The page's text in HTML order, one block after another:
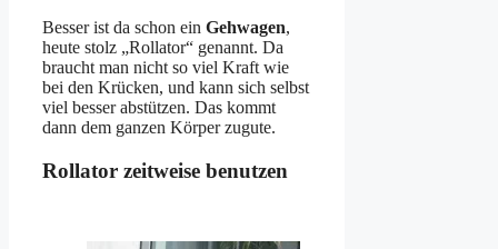
Besser ist da schon ein Gehwagen,
heute stolz „Rollator“ genannt. Da
braucht man nicht so viel Kraft wie
bei den Krücken, und kann sich selbst
viel besser abstützen. Das kommt
dann dem ganzen Körper zugute.
Rollator zeitweise benutzen